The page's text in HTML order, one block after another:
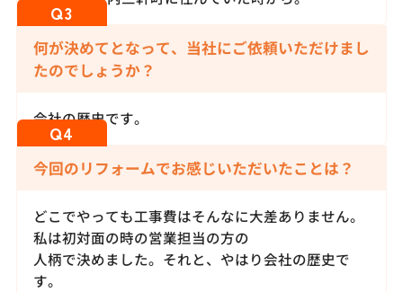
何が決めてとなって、当社にご依頼いただけまし
たのでしょうか？
会社の歴史です。
今回のリフォームでお感じいただいたことは？
どこでやっても工事費はそんなに大差ありません。
私は初対面の時の営業担当の方の
人柄で決めました。それと、やはり会社の歴史で
す。